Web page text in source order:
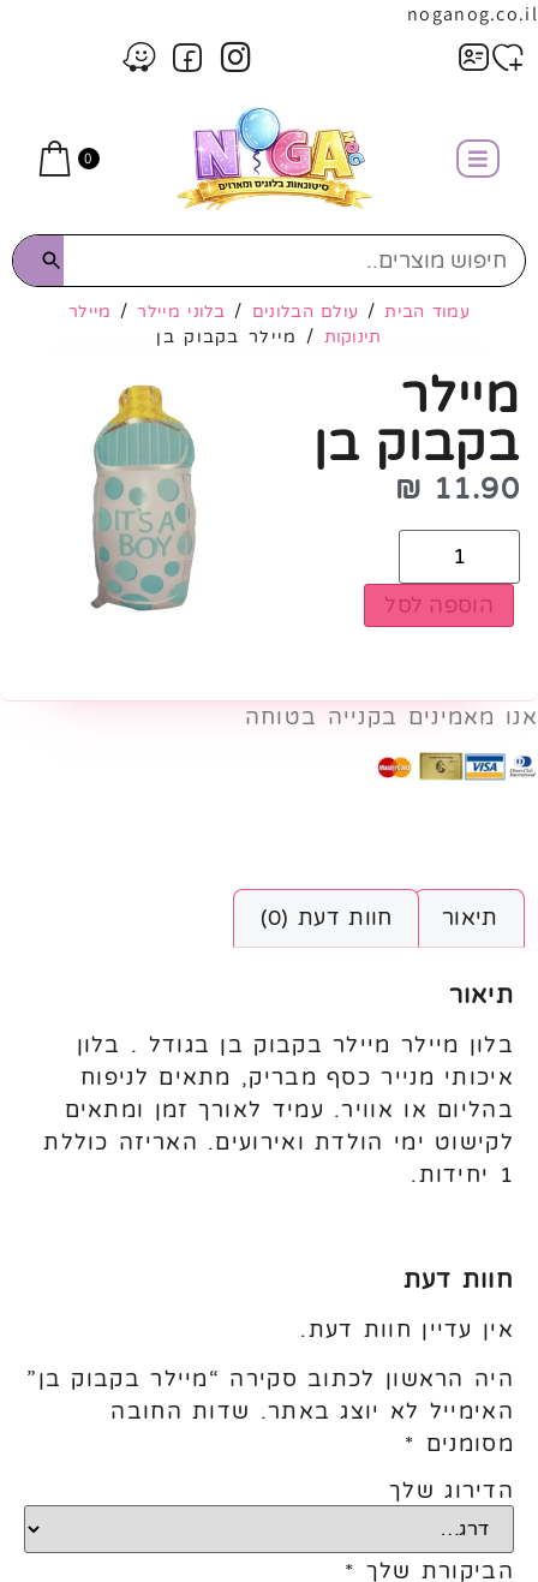
noganog.co.il
0
עמוד הבית/ עולם הבלונים / בלוני מיילר/ מיילר
תינוקות / מיילר בקבוק בן
מיילר
בקבוק בן
11.90
₪
הוספה לסל
אנו מאמינים בקנייה בטוחה
תיאור חוות דעת (0)
תיאור
בלון מיילר מיילר בקבוק בן בגודל . בלון
איכותי מנייר כסף מבריק, מתאים לניפוח
בהליום או אוויר. עמיד לאורך זמן ומתאים
לקישוט ימי הולדת ואירועים. האריזה כוללת
1 יחידות.
חוות דעת
אין עדיין חוות דעת.
היה הראשון לכתוב סקירה “מיילר בקבוק בן”
האימייל לא יוצג באתר. שדות החובה
מסומנים *
הדירוג שלך
הביקורת שלך *